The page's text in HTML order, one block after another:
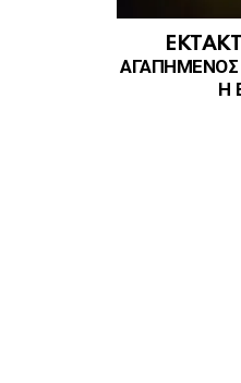
ΑΓΑΠΗΜΕΝΟΣ
Η